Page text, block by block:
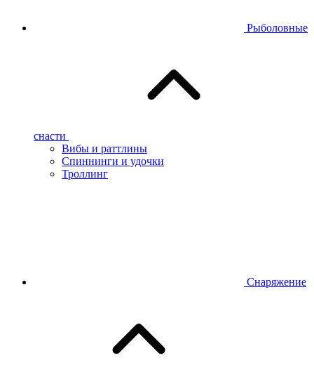
Рыболовные
снасти
Вибы и раттлины
Спиннинги и удочки
Троллинг
Снаряжение